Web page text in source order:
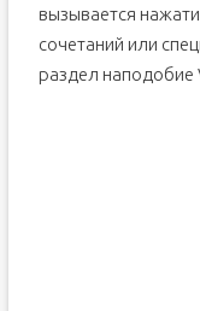
вызывается
сочетаний или
раздел наподобие